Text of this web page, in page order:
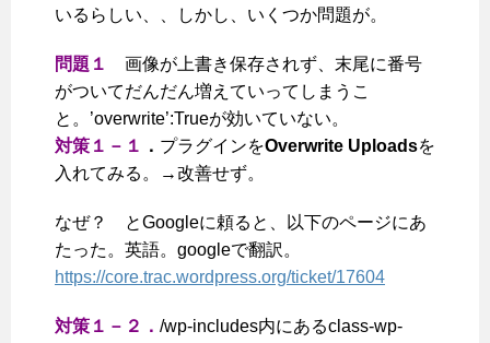
いるらしい、、しかし、いくつか問題が。
問題１
画像が上書き保存されず、末尾に番号
がついてだんだん増えていってしまうこ
と。’overwrite’:Trueが効いていない。
対策１－１ ． プラグインをOverwrite Uploadsを
入れてみる。→改善せず。
なぜ？ とGoogleに頼ると、以下のページにあ
たった。英語。googleで翻訳。
https://core.trac.wordpress.org/ticket/17604
対策１－２． /wp-includes内にあるclass-wp-